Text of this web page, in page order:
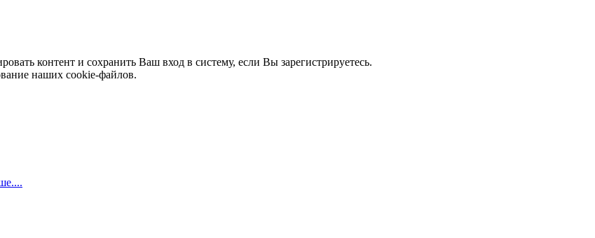
контент и сохранить Ваш вход в систему, если Вы зарегистрируетесь.
наших cookie-файлов.